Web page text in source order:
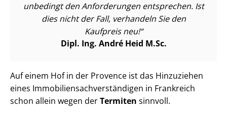
unbedingt den Anforderungen entsprechen. Ist
dies nicht der Fall, verhandeln Sie den
Kaufpreis neu!
Dipl. Ing. André Heid M.Sc.
Auf einem Hof in der Provence ist das Hinzuziehen
eines Im­mo­bi­li­en­sach­ver­stän­di­gen in Frankreich
schon allein wegen derTermiten sinnvoll.